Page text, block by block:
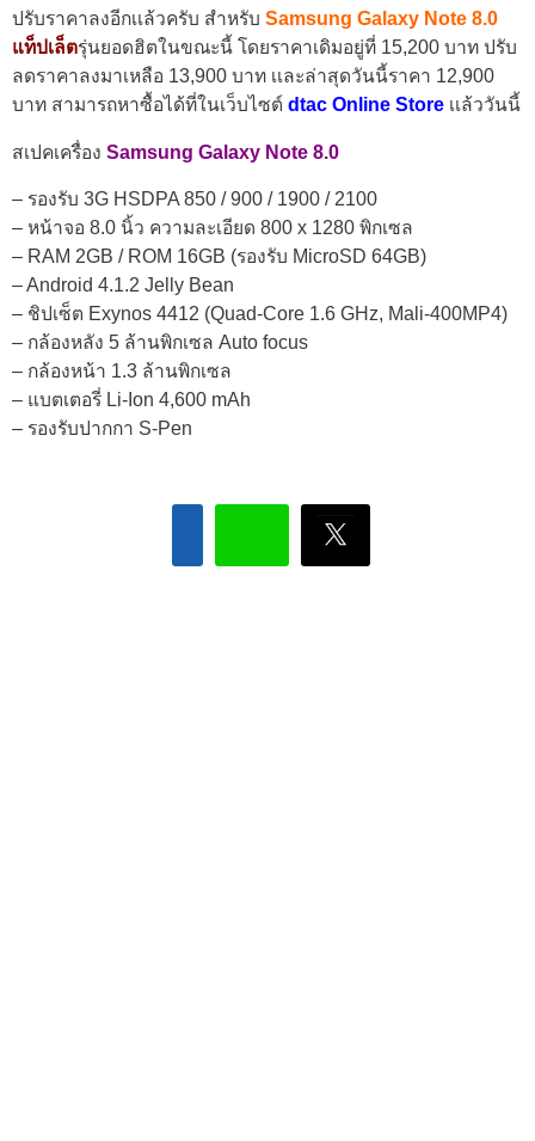
ปรับราคาลงอีกเเล้วครับ สำหรับ Samsung Galaxy Note 8.0
แท็ปเล็ตรุ่นยอดฮิตในขณะนี้ โดยราคาเดิมอยู่ที่ 15,200 บาท ปรับ
ลดราคาลงมาเหลือ 13,900 บาท เเละล่าสุดวันนี้ราคา 12,900
บาท สามารถหาซื้อได้ที่ในเว็บไซต์ dtac Online Store เเล้ววันนี้
สเปคเครื่อง Samsung Galaxy Note 8.0
– รองรับ 3G HSDPA 850 / 900 / 1900 / 2100
– หน้าจอ 8.0 นิ้ว ความละเอียด 800 x 1280 พิกเซล
– RAM 2GB / ROM 16GB (รองรับ MicroSD 64GB)
– Android 4.1.2 Jelly Bean
– ชิปเซ็ต Exynos 4412 (Quad-Core 1.6 GHz, Mali-400MP4)
– กล้องหลัง 5 ล้านพิกเซล Auto focus
– กล้องหน้า 1.3 ล้านพิกเซล
– แบตเตอรี่ Li-Ion 4,600 mAh
– รองรับปากกา S-Pen